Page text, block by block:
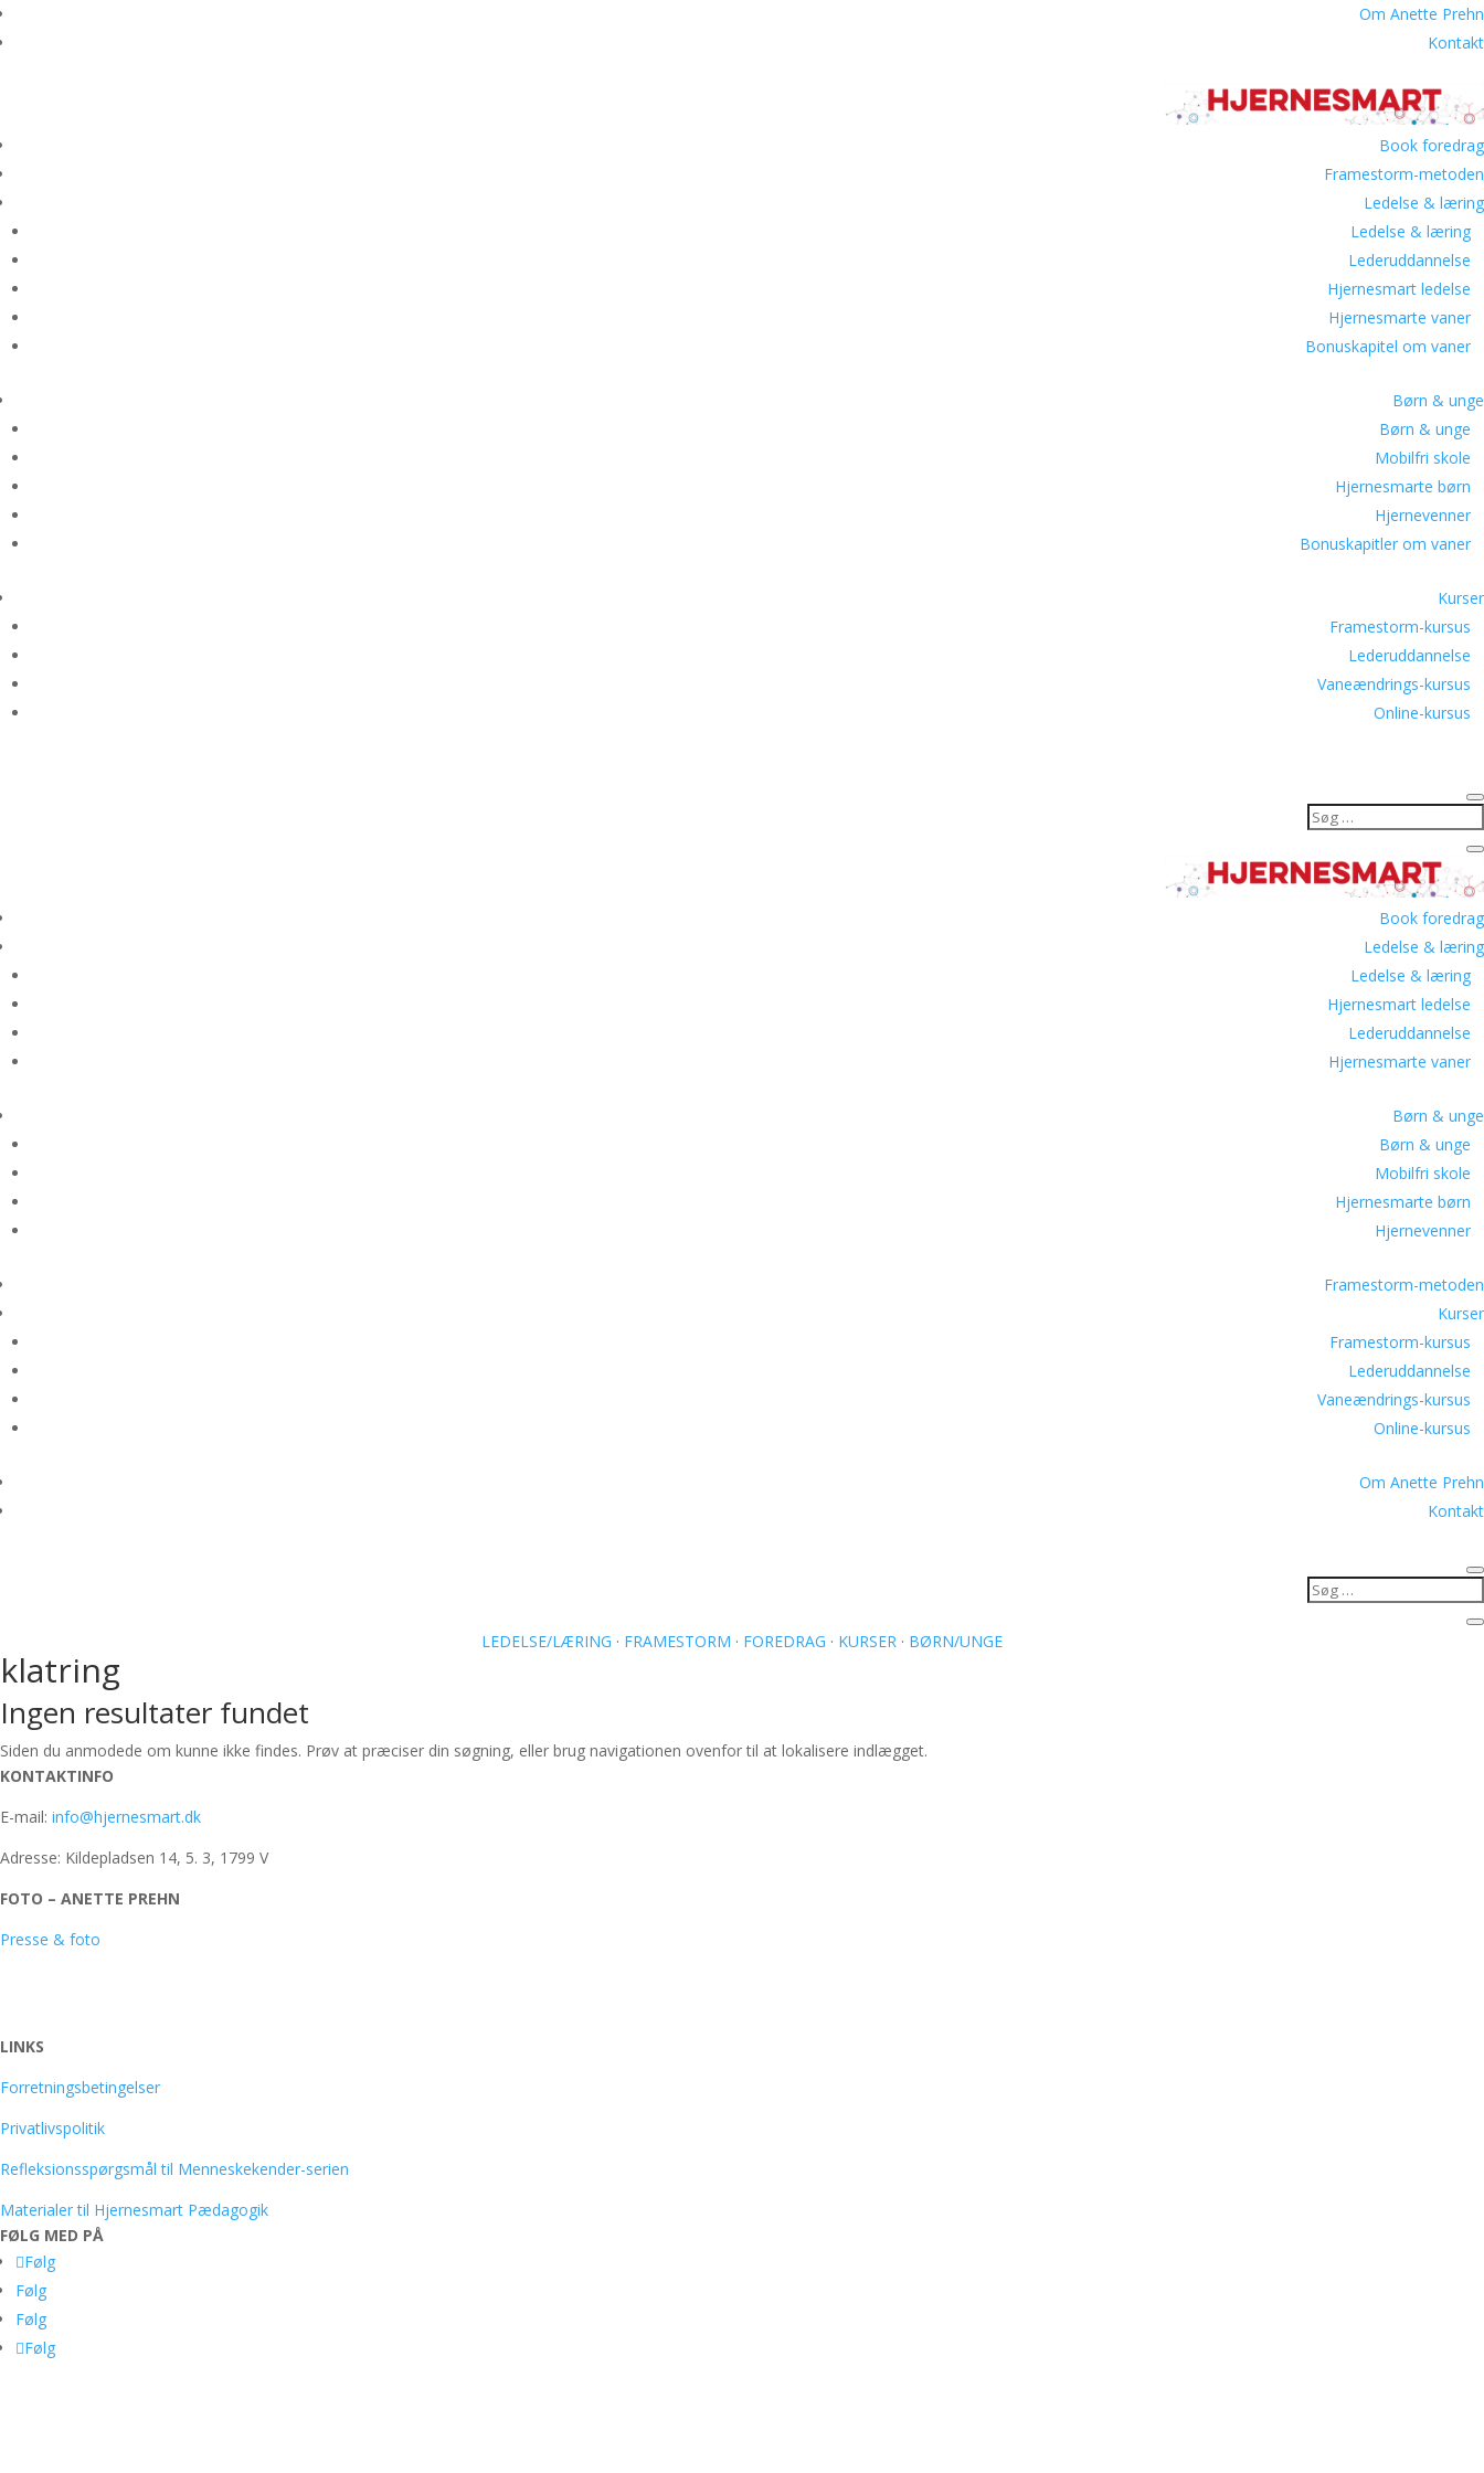
Om Anette Prehn
Kontakt
Book foredrag
Framestorm-metoden
Ledelse & læring
Ledelse & læring
Lederuddannelse
Hjernesmart ledelse
Hjernesmarte vaner
Bonuskapitel om vaner
Børn & unge
Børn & unge
Mobilfri skole
Hjernesmarte børn
Hjernevenner
Bonuskapitler om vaner
Kurser
Framestorm-kursus
Lederuddannelse
Vaneændrings-kursus
Online-kursus
Book foredrag
Ledelse & læring
Ledelse & læring
Hjernesmart ledelse
Lederuddannelse
Hjernesmarte vaner
Børn & unge
Børn & unge
Mobilfri skole
Hjernesmarte børn
Hjernevenner
Framestorm-metoden
Kurser
Framestorm-kursus
Lederuddannelse
Vaneændrings-kursus
Online-kursus
Om Anette Prehn
Kontakt
LEDELSE/LÆRING · FRAMESTORM · FOREDRAG · KURSER · BØRN/UNGE
klatring
Ingen resultater fundet
Siden du anmodede om kunne ikke findes. Prøv at præciser din søgning, eller brug navigationen ovenfor til at lokalisere indlægget.
KONTAKTINFO
E-mail: info@hjernesmart.dk
Adresse: Kildepladsen 14, 5. 3, 1799 V
FOTO – ANETTE PREHN
Presse & foto
LINKS
Forretningsbetingelser
Privatlivspolitik
Refleksionsspørgsmål til Menneskekender-serien
Materialer til Hjernesmart Pædagogik
FØLG MED PÅ
Følg
Følg
Følg
Følg